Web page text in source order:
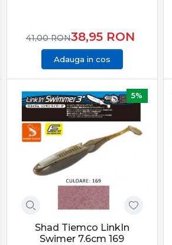
38,95 RON
41,00RON
Adauga in cos
5%
Shad Tiemco LinkIn
Swimer 7.6cm 169